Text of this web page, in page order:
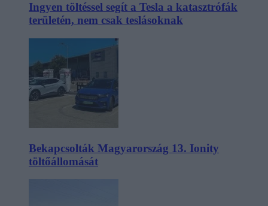
Ingyen töltéssel segít a Tesla a katasztrófák
területén, nem csak teslásoknak
Bekapcsolták Magyarország 13. Ionity
töltőállomását